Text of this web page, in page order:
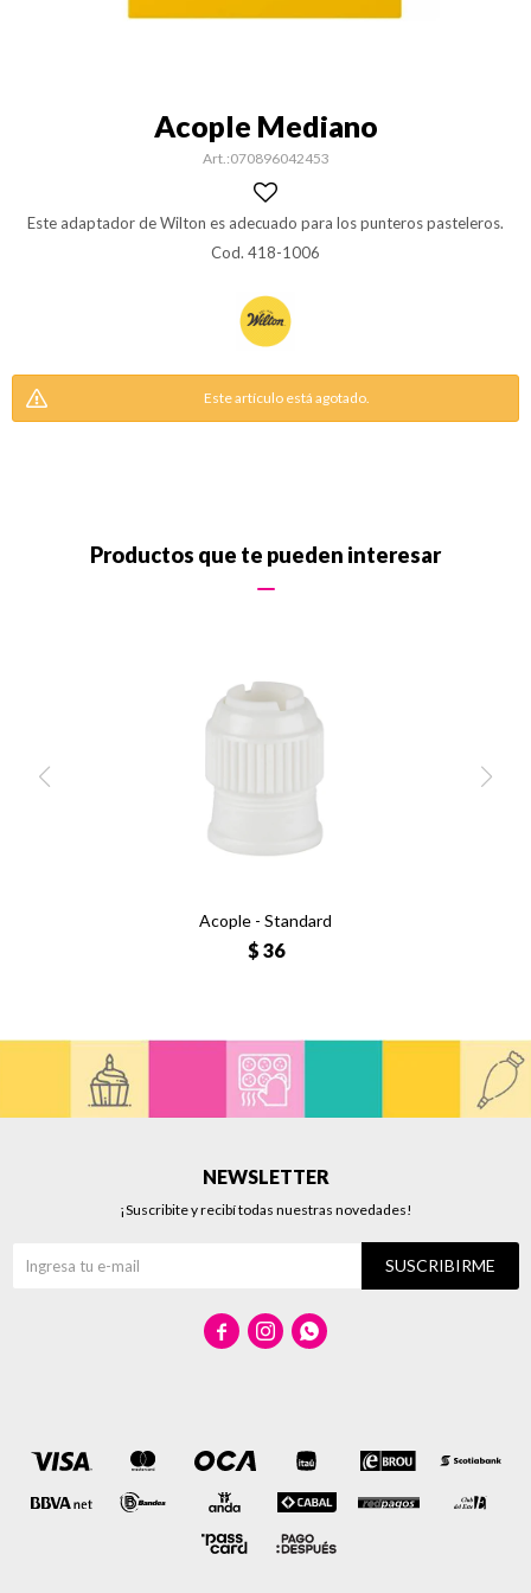
Acople Mediano
070896042453
Este adaptador de Wilton es adecuado para los punteros pasteleros.
Cod. 418-1006
Este artículo está agotado.
Productos que te pueden interesar
Acople - Standard
$ 36
NEWSLETTER
¡Suscribite y recibí todas nuestras novedades!
SUSCRIBIRME
  